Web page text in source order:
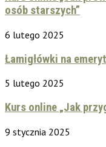
osób starszych”
6 lutego 2025
Łamigłówki na
5 lutego 2025
Kurs online „Jak
9 stycznia 2025